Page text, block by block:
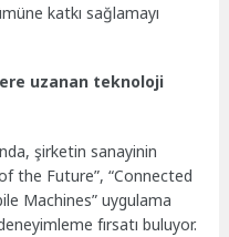
katkı sağlamayı
uzanan teknoloji
şirketin sanayinin
the Future”, “Connected
Machines” uygulama
fırsatı buluyor.